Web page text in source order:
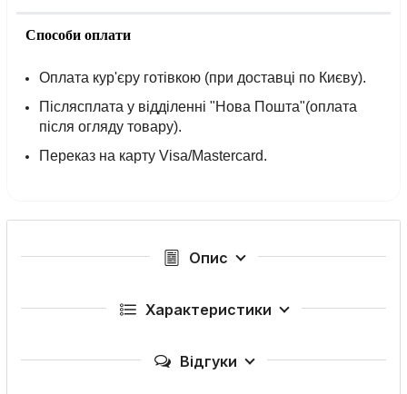
Способи оплати
Оплата кур'єру готівкою (при доставці по Києву).
Післясплата у відділенні "Нова Пошта"(оплата
після огляду товару).
Переказ на карту Visa/Mastercard.
Опис
Характеристики
Відгуки